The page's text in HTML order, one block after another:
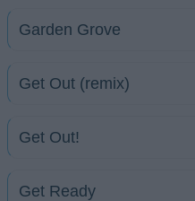
Garden Grove
Get Out (remix)
Get Out!
Get Ready